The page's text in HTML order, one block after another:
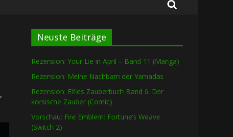
,
Neuste Beiträge
Rezension: Your Lie in April – Band 11 (Manga)
Rezension: Meine Nachbarn der Yamadas
Rezension: Elfies Zauberbuch Band 6: Der
korsische Zauber (Comic)
Vorschau: Fire Emblem: Fortune’s Weave
(Switch 2)